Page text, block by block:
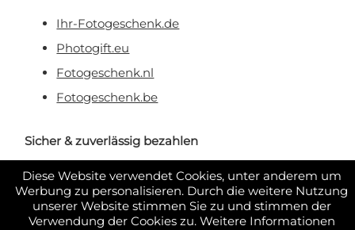
Diese Website verwendet Cookies, unter anderem um
Werbung zu personalisieren. Durch die weitere Nutzung
unserer Website stimmen Sie zu und stimmen der
Verwendung der Cookies zu. Weitere Informationen
Ihr-Fotogeschenk.de
Photogift.eu
Fotogeschenk.nl
Fotogeschenk.be
Sicher & zuverlässig bezahlen